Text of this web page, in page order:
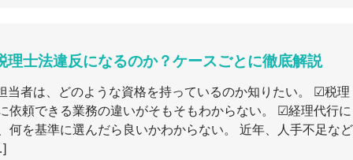
理士法違反になるのか？ケースごとに徹底解説
当者は、どのような資格を持っているのか知りたい。 ☑税理
依頼できる業務の違いがそもそもわからない。 ☑経理代行に
何を基準に選んだら良いかわからない。 近年、人手不足など